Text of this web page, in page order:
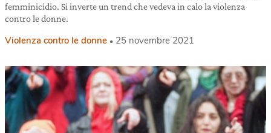
femminicidio. Si inverte un trend che vedeva in calo la violenza
contro le donne.
Violenza contro le donne 25 novembre 2021